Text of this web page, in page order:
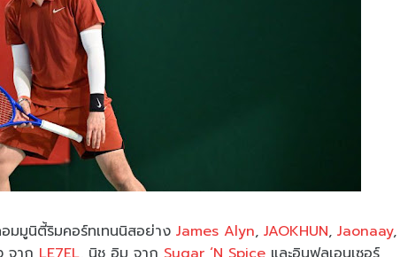
มมูนิตี้ริมคอร์ทเทนนิสอย่าง James Alyn, JAOKHUN, Jaonaay,